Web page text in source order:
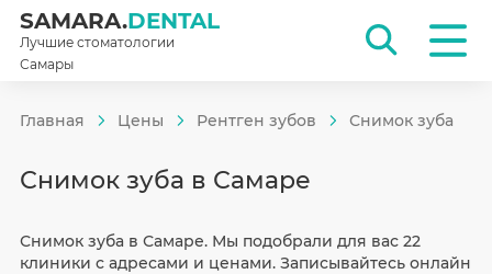
SAMARA.DENTAL
Лучшие стоматологии
Самары
Главная Цены Рентген зубов Снимок зуба
Снимок зуба в Самаре
Снимок зуба в Самаре. Мы подобрали для вас 22
клиники с адресами и ценами. Записывайтесь онлайн